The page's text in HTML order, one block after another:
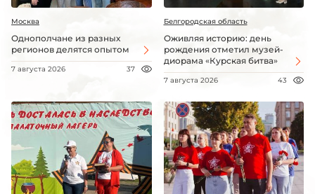
Москва
Однополчане из разных
регионов делятся опытом
7 августа 2026 37
Белгородская область
Оживляя историю: день
рождения отметил музей-
диорама «Курская битва»
7 августа 2026 43